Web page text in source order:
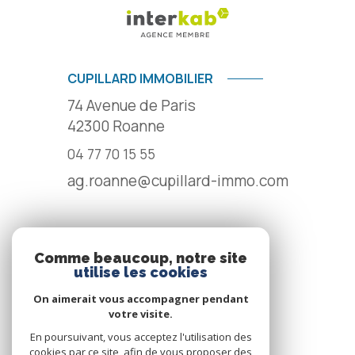
CUPILLARD IMMOBILIER
74 Avenue de Paris
42300 Roanne
04 77 70 15 55
ag.roanne@cupillard-immo.com
NOUS SUIVRE
Comme beaucoup, notre site
utilise les cookies
On aimerait vous accompagner pendant
votre visite.
En poursuivant, vous acceptez l'utilisation des
cookies par ce site, afin de vous proposer des